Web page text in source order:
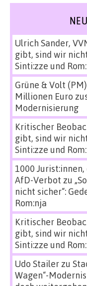
Ulrich Sander,
gibt, sind wir
Sinti:zze und
Grüne & Volt (PM)
Millionen Euro
Modernisierung
Kritischer
gibt, sind wir
Sinti:zze und
1000 Jurist:innen,
AfD-Verbot zu
nicht sicher“:
Rom:nja
Kritischer
gibt, sind wir
Sinti:zze und
Udo Stailerzu
Wagen“-